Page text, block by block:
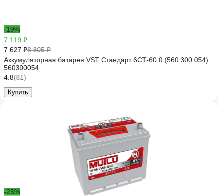
-19%
7 119 ₽
7 627 ₽8 805 ₽
Аккумуляторная батарея VST Стандарт 6СТ-60.0 (560 300 054)
560300054
4.8(81)
Купить
-25%